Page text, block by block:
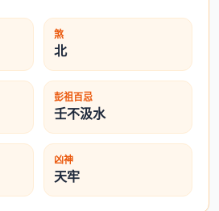
煞
北
彭祖百忌
壬不汲水
凶神
天牢